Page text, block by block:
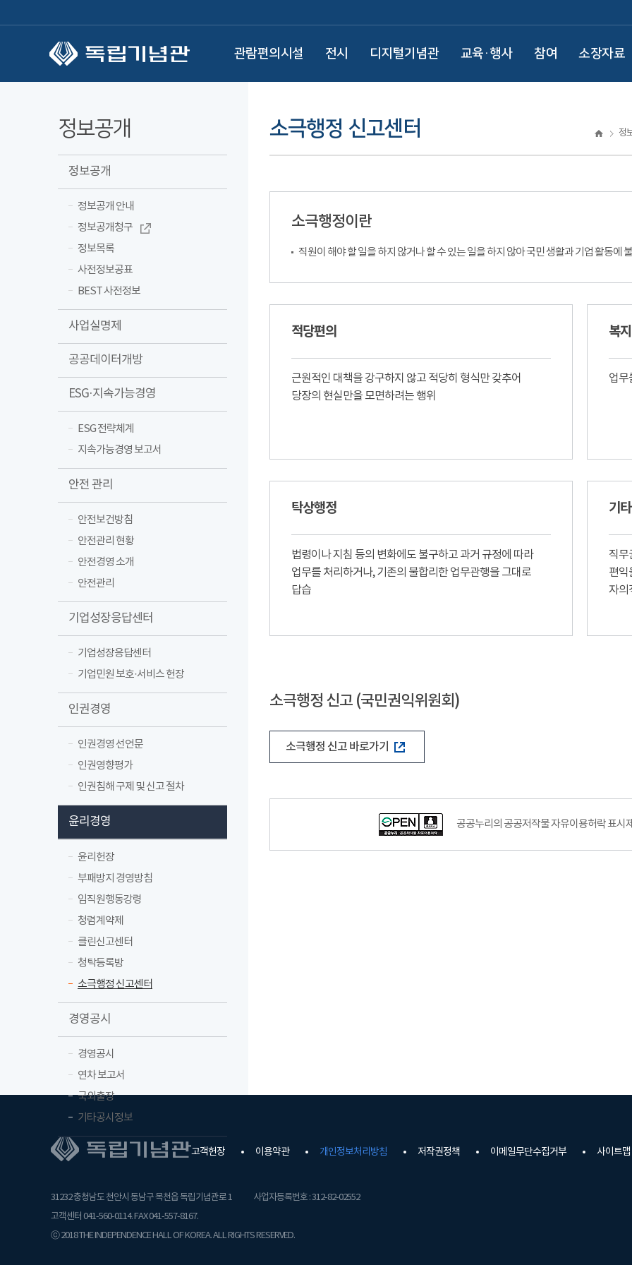
관람편의시설 전시 디지털기념관 교육·행사 참여 소장자료
정보공개
정보공개
정보공개 안내
정보공개청구
정보목록
사전정보공표
BEST 사전정보
사업실명제
공공데이터개방
ESG·지속가능경영
ESG 전략체계
지속가능경영 보고서
안전 관리
안전보건방침
안전관리 현황
안전경영 소개
안전관리
기업성장응답센터
기업성장응답센터
기업민원 보호·서비스 헌장
인권경영
인권경영 선언문
인권영향평가
인권침해 구제 및 신고 절차
윤리경영
윤리헌장
부패방지 경영방침
임직원행동강령
청렴계약제
클린신고센터
청탁등록방
소극행정 신고센터
경영공시
경영공시
연차 보고서
국외출장
기타공시정보
소극행정 신고센터 정
소극행정이란
직원이 해야 할 일을 하지 않거나 할 수 있는 일을 하지 않아 국민 생활과 기업 활동에
적당편의
근원적인 대책을 강구하지 않고 적당히 형식만 갖추어
당장의 현실만을 모면하려는 행위
복
업무
탁상행정
법령이나 지침 등의 변화에도 불구하고 과거 규정에 따라
업무를 처리하거나, 기존의 불합리한 업무관행을 그대로
답습
기
직무
편익
자의
소극행정 신고 (국민권익위원회)
소극행정 신고 바로가기
공공누리의 공공저작물 자유이용허락 표시
고객헌장 이용약관 개인정보처리방침 저작권정책 이메일무단수집거부 사이트맵
31232 충청남도 천안시 동남구 목천읍 독립기념관로 1
사업자등록번호 : 312-82-02552
고객센터 041-560-0114. FAX 041-557-8167.
ⓒ 2018 THE INDEPENDENCE HALL OF KOREA. ALL RIGHTS RESERVED.